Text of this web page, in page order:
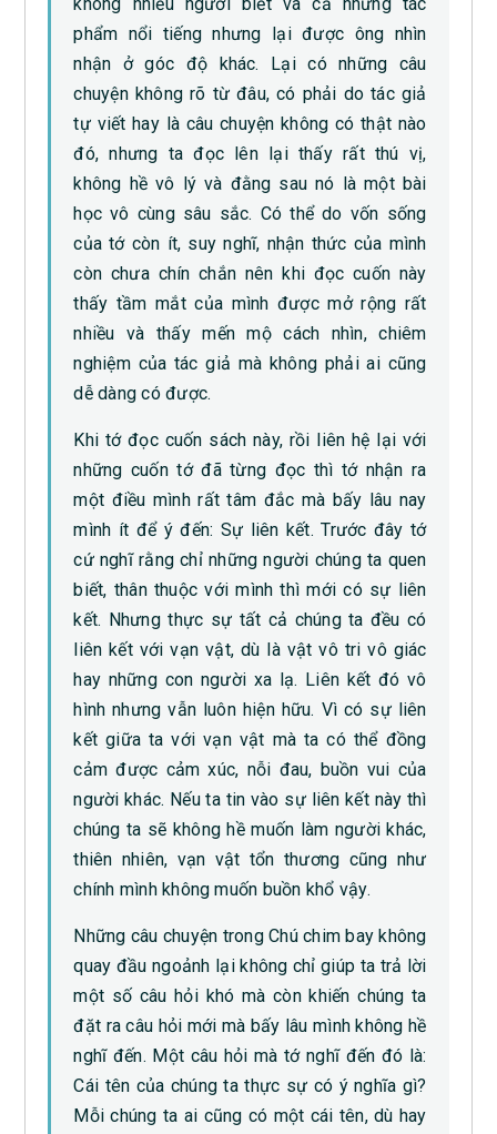
phẩm nổi tiếng nhưng lại được ông nhìn
nhận ở góc độ khác. Lại có những câu
chuyện không rõ từ đâu, có phải do tác giả
tự viết hay là câu chuyện không có thật nào
đó, nhưng ta đọc lên lại thấy rất thú vị,
không hề vô lý và đằng sau nó là một bài
học vô cùng sâu sắc. Có thể do vốn sống
của tớ còn ít, suy nghĩ, nhận thức của mình
còn chưa chín chắn nên khi đọc cuốn này
thấy tầm mắt của mình được mở rộng rất
nhiều và thấy mến mộ cách nhìn, chiêm
nghiệm của tác giả mà không phải ai cũng
dễ dàng có được.
Khi tớ đọc cuốn sách này, rồi liên hệ lại với
những cuốn tớ đã từng đọc thì tớ nhận ra
một điều mình rất tâm đắc mà bấy lâu nay
mình ít để ý đến: Sự liên kết. Trước đây tớ
cứ nghĩ rằng chỉ những người chúng ta quen
biết, thân thuộc với mình thì mới có sự liên
kết. Nhưng thực sự tất cả chúng ta đều có
liên kết với vạn vật, dù là vật vô tri vô giác
hay những con người xa lạ. Liên kết đó vô
hình nhưng vẫn luôn hiện hữu. Vì có sự liên
kết giữa ta với vạn vật mà ta có thể đồng
cảm được cảm xúc, nỗi đau, buồn vui của
người khác. Nếu ta tin vào sự liên kết này thì
chúng ta sẽ không hề muốn làm người khác,
thiên nhiên, vạn vật tổn thương cũng như
chính mình không muốn buồn khổ vậy.
Những câu chuyện trong Chú chim bay không
quay đầu ngoảnh lại không chỉ giúp ta trả lời
một số câu hỏi khó mà còn khiến chúng ta
đặt ra câu hỏi mới mà bấy lâu mình không hề
nghĩ đến. Một câu hỏi mà tớ nghĩ đến đó là:
Cái tên của chúng ta thực sự có ý nghĩa gì?
Mỗi chúng ta ai cũng có một cái tên, dù hay